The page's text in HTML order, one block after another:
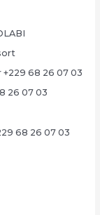
68 26 07 03
26 07 03
68 26 07 03